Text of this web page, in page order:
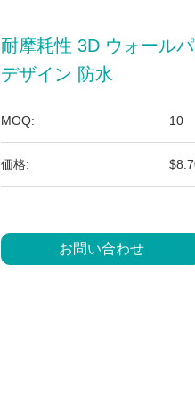
耐摩耗性 3D ウォール
デザイン 防水
MOQ: 10
価格:
お問い合わせ